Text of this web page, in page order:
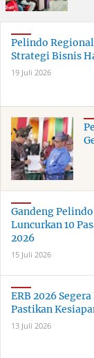
Pelindo
Strategi Bisnis
19 Juli 2026
Gandeng
Luncurkan 10
2026
15 Juli 2026
ERB 2026
Pastikan
13 Juli 2026